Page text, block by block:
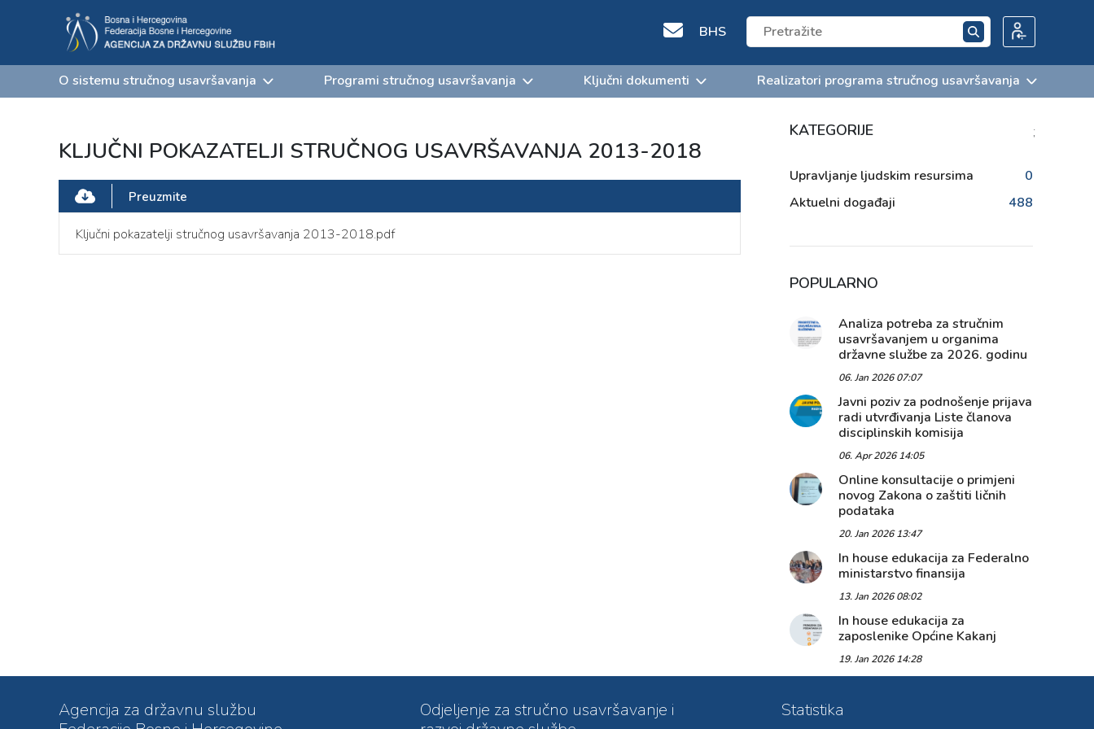
BHS
O sistemu stručnog usavršavanja Programi stručnog usavršavanja Ključni dokumenti Realizatori programa stručnog usavršavanja
KLJUČNI POKAZATELJI STRUČNOG USAVRŠAVANJA 2013-2018
Preuzmite
Ključni pokazatelji stručnog usavršavanja 2013-2018.pdf
KATEGORIJE
Upravljanje ljudskim resursima
0
Aktuelni događaji
488
POPULARNO
Analiza potreba za stručnim
usavršavanjem u organima
državne službe za 2026. godinu
06. Jan 2026 07:07
Javni poziv za podnošenje prijava
radi utvrđivanja Liste članova
disciplinskih komisija
06. Apr 2026 14:05
Online konsultacije o primjeni
novog Zakona o zaštiti ličnih
podataka
20. Jan 2026 13:47
In house edukacija za Federalno
ministarstvo finansija
13. Jan 2026 08:02
In house edukacija za
zaposlenike Općine Kakanj
19. Jan 2026 14:28
;
Agencija za državnu službu
Odjeljenje za stručno usavršavanje i
Statistika